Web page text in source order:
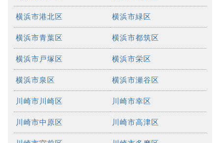
横浜市港北区 横浜市緑区
横浜市青葉区 横浜市都筑区
横浜市戸塚区 横浜市栄区
横浜市泉区 横浜市瀬谷区
川崎市川崎区 川崎市幸区
川崎市中原区 川崎市高津区